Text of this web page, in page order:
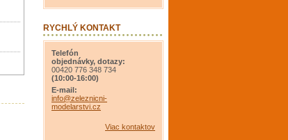
RYCHLÝ KONTAKT
Telefón
objednávky, dotazy:
00420 776 348 734
(10:00-16:00)
E-mail:
info@zeleznicni-
modelarstvi.cz
Viac kontaktov